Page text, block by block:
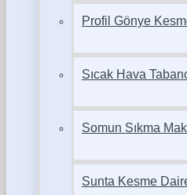
Profil Gönye
Sıcak Hava
Somun Sıkma
Sunta Kesme